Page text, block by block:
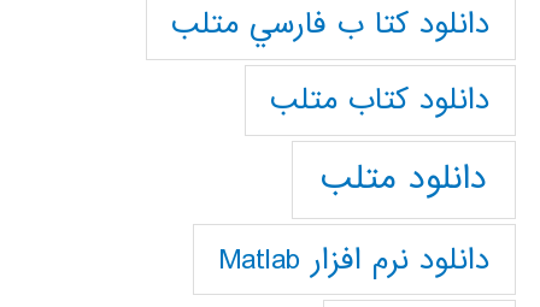
دانلود كتا ب فارسي متلب
دانلود كتاب متلب
دانلود متلب
دانلود نرم افزار Matlab